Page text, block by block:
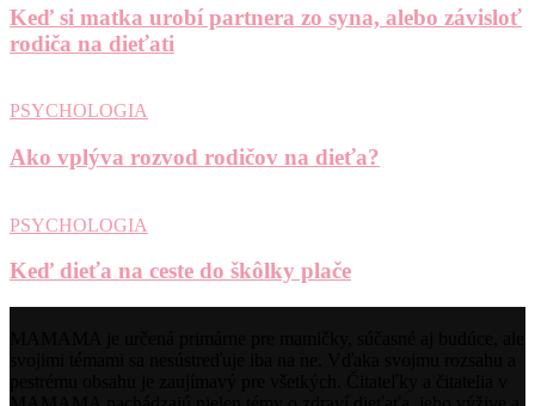
Keď si matka urobí partnera zo syna, alebo závisloť
rodiča na dieťati
PSYCHOLOGIA
Ako vplýva rozvod rodičov na dieťa?
PSYCHOLOGIA
Keď dieťa na ceste do škôlky plače